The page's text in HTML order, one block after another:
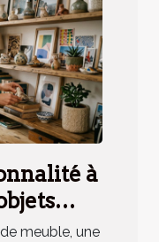
à
?
meuble, une